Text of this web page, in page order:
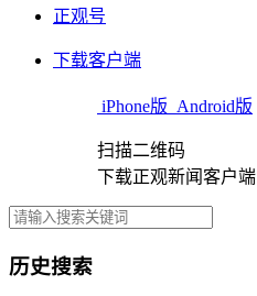
正观号
下载客户端
iPhone版 Android版
扫描二维码
下载正观新闻客户端
历史搜索